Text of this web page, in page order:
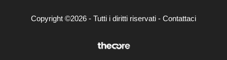
Copyright ©2026 - Tutti i diritti riservati - Contattaci